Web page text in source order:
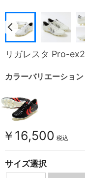
リガレスタ Pro-ex2
カラーバリエーション
￥16,500 税込
サイズ選択